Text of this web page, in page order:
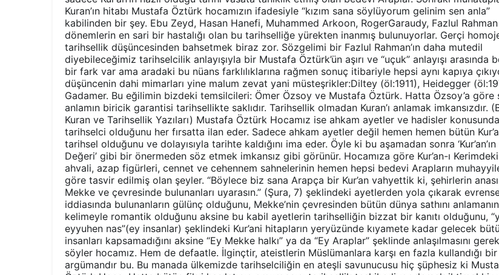
Kuran’ın hitabı Mustafa Öztürk hocamızın ifadesiyle “kızım sana söylüyorum gelinim sen anla”
kabilinden bir şey. Ebu Zeyd, Hasan Hanefi, Muhammed Arkoon, RogerGaraudy, Fazlul
dönemlerin en sari bir hastalığı olan bu tarihselliğe yürekten inanmış bulunuyorlar. Gerçi
tarihsellik düşüncesinden bahsetmek biraz zor. Sözgelimi bir Fazlul Rahman’ın daha mutedil
diyebileceğimiz tarihselcilik anlayışıyla bir Mustafa Öztürk’ün aşırı ve “uçuk” anlayışı arasında
bir fark var ama aradaki bu nüans farklılıklarına rağmen sonuç itibariyle hepsi aynı kapıya
düşüncenin dahi mimarları yine malum zevat yani müsteşrikler:Diltey (öl:1911), Heidegger
Gadamer. Bu eğilimin bizdeki temsilcileri: Ömer Özsoy ve Mustafa Öztürk. Hatta Özsoy’a göre
anlamın biricik garantisi tarihsellikte saklıdır. Tarihsellik olmadan Kuran’ı anlamak imkansızdır.
Kuran ve Tarihsellik Yazıları) Mustafa Öztürk Hocamız ise ahkam ayetler ve hadisler konusunda
tarihselci olduğunu her fırsatta ilan eder. Sadece ahkam ayetler değil hemen hemen bütün
tarihsel olduğunu ve dolayısıyla tarihte kaldığını ima eder. Öyle ki bu aşamadan sonra
Değeri’ gibi bir önermeden söz etmek imkansız gibi görünür. Hocamıza göre Kur’an-ı
ahvali, azap figürleri, cennet ve cehennem sahnelerinin hemen hepsi bedevi Arapların
göre tasvir edilmiş olan şeyler. “Böylece biz sana Arapça bir Kur’an vahyettik ki, şehirlerin
Mekke ve çevresinde bulunanları uyarasın.” (Şura, 7) şeklindeki ayetlerden yola çıkarak
iddiasında bulunanların gülünç olduğunu, Mekke’nin çevresinden bütün dünya sathını
kelimeyle romantik olduğunu aksine bu kabil ayetlerin tarihselliğin bizzat bir kanıtı olduğunu,
eyyuhen nas”(ey insanlar) şeklindeki Kur’ani hitapların yeryüzünde kıyamete kadar gelecek
insanları kapsamadığını aksine “Ey Mekke halkı” ya da “Ey Araplar” şeklinde anlaşılmasını
söyler hocamız. Hem de defaatle. İlginçtir, ateistlerin Müslümanlara karşı en fazla kullandığı bir
argümandır bu. Bu manada ülkemizde tarihselciliğin en ateşli savunucusu hiç şüphesiz ki